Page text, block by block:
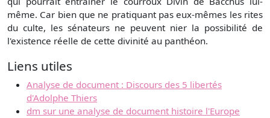
même. Car bien que ne pratiquant pas eux-mêmes les rites
du culte, les sénateurs ne peuvent nier la possibilité de
l'existence réelle de cette divinité au panthéon.
Liens utiles
Analyse de document : Discours des 5 libertés
d'Adolphe Thiers
dm sur une analyse de document histoire l'Europe